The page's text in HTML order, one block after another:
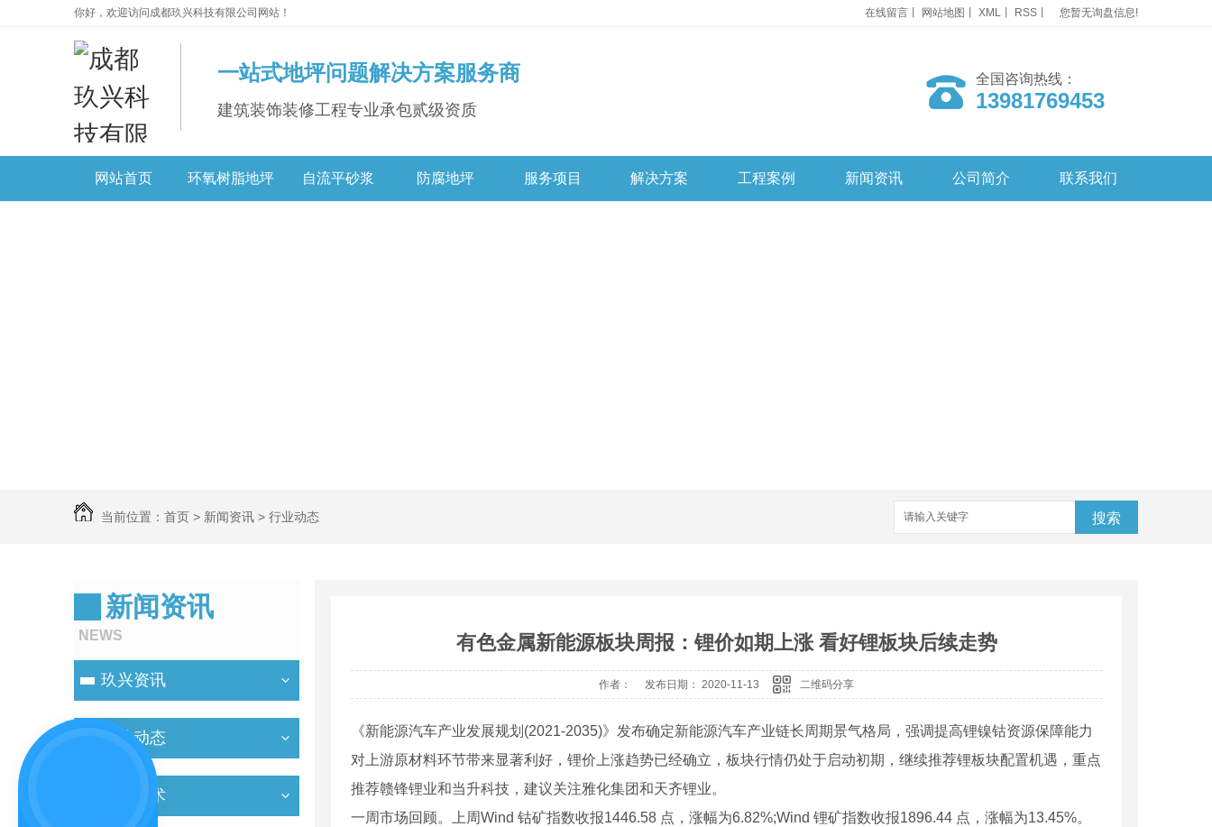
你好，欢迎访问成都玖兴科技有限公司网站！ 在线留言 网站地图 XML RSS 您暂无询盘信息!
一站式地坪问题解决方案服务商
建筑装饰装修工程专业承包贰级资质
全国咨询热线：
13981769453
网站首页 环氧树脂地坪 自流平砂浆 防腐地坪 服务项目 解决方案 工程案例 新闻资讯 公司简介 联系我们
当前位置： 首页 > 新闻资讯 > 行业动态 搜索
新闻资讯
NEWS
玖兴资讯
行业动态
施工技术
有色金属新能源板块周报：锂价如期上涨 看好锂板块后续走势
作者： 发布日期： 2020-11-13 二维码分享
《新能源汽车产业发展规划(2021-2035)》发布确定新能源汽车产业链长周期景气格局，强调提高锂镍钴资源保障能力
对上游原材料环节带来显著利好，锂价上涨趋势已经确立，板块行情仍处于启动初期，继续推荐锂板块配置机遇，重点
推荐赣锋锂业和当升科技，建议关注雅化集团和天齐锂业。
一周市场回顾。上周Wind 钴矿指数收报1446.58 点，涨幅为6.82%;Wind 锂矿指数收报1896.44 点，涨幅为13.45%。